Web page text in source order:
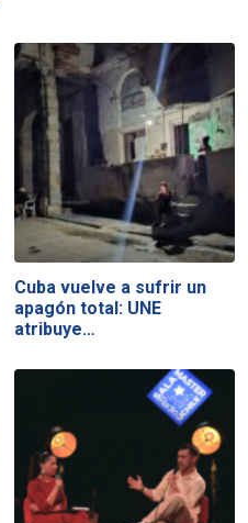
Cuba vuelve a sufrir un
apagón total: UNE
atribuye…